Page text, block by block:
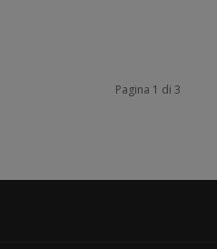
Pagina 1 di 3